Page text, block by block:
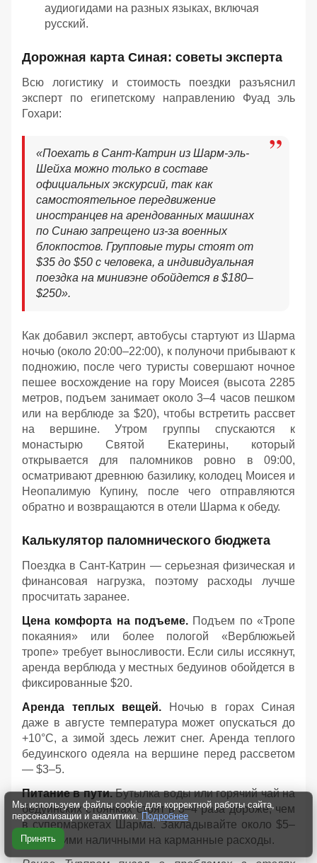
аудиогидами на разных языках, включая
русский.
Дорожная карта Синая: советы эксперта
Всю логистику и стоимость поездки разъяснил
эксперт по египетскому направлению Фуад эль
Гохари:
«Поехать в Сант-Катрин из Шарм-эль-
Шейха можно только в составе
официальных экскурсий, так как
самостоятельное передвижение
иностранцев на арендованных машинах
по Синаю запрещено из-за военных
блокпостов. Групповые туры стоят от
$35 до $50 с человека, а индивидуальная
поездка на минивэне обойдется в $180–
$250».
Как добавил эксперт, автобусы стартуют из Шарма
ночью (около 20:00–22:00), к полуночи прибывают к
подножию, после чего туристы совершают ночное
пешее восхождение на гору Моисея (высота 2285
метров, подъем занимает около 3–4 часов пешком
или на верблюде за $20), чтобы встретить рассвет
на вершине. Утром группы спускаются к
монастырю Святой Екатерины, который
открывается для паломников ровно в 09:00,
осматривают древнюю базилику, колодец Моисея и
Неопалимую Купину, после чего отправляются
обратно и возвращаются в отели Шарма к обеду.
Калькулятор паломнического бюджета
Поездка в Сант-Катрин — серьезная физическая и
финансовая нагрузка, поэтому расходы лучше
просчитать заранее.
Цена комфорта на подъеме. Подъем по «Тропе
покаяния» или более пологой «Верблюжьей
тропе» требует выносливости. Если силы иссякнут,
аренда верблюда у местных бедуинов обойдется в
фиксированные $20.
Аренда теплых вещей. Ночью в горах Синая
даже в августе температура может опускаться до
+10°C, а зимой здесь лежит снег. Аренда теплого
бедуинского одеяла на вершине перед рассветом
— $3–5.
Питание в пути.Бутылка воды или горячий чай на
бедуинских стоянках стоят в 3–4 раза дороже, чем
в супермаркетах Шарма. Закладывайте около $5–
10 мелкими наличными на карманные расходы.
Мы используем файлы cookie для корректной работы сайта,
персонализации и аналитики. Подробнее
Принять